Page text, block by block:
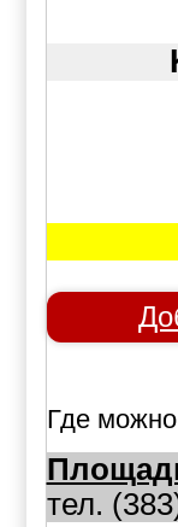
Где можно
тел.